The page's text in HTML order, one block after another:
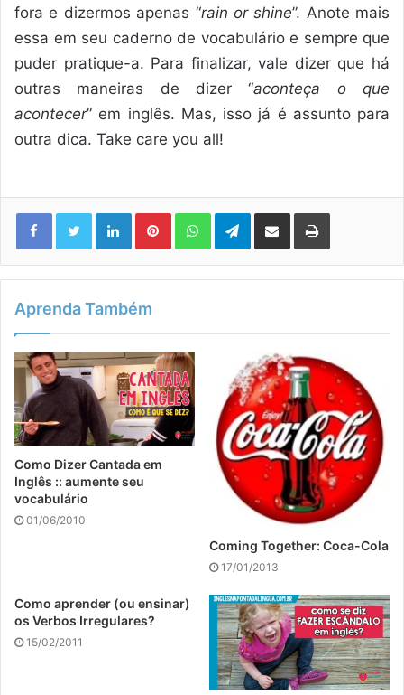
fora e dizermos apenas “rain or shine”. Anote mais
essa em seu caderno de vocabulário e sempre que
puder pratique-a. Para finalizar, vale dizer que há
outras maneiras de dizer “aconteça o que
acontecer” em inglês. Mas, isso já é assunto para
outra dica. Take care you all!
LinkedinPinterestWhatsAppTelegram
Compartilhar via e-mail Imprimir
Aprenda Também
Como Dizer Cantada em
Inglês :: aumente seu
vocabulário
01/06/2010
Coming Together: Coca-Cola
17/01/2013
Como aprender (ou ensinar)
os Verbos Irregulares?
15/02/2011